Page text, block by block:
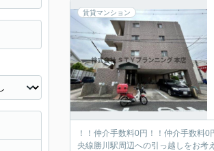
賃貸マンション
！！仲介手数料0円！！仲介手数料
央線勝川駅周辺への引っ越しをお考